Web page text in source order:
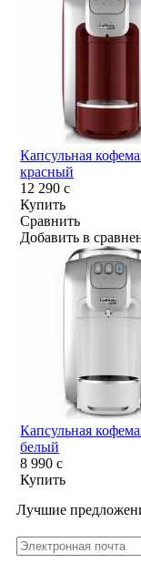
Капсульная
красный
12 290c
Купить
Сравнить
Добавить в
Капсульная
белый
8 990c
Купить
Лучшие